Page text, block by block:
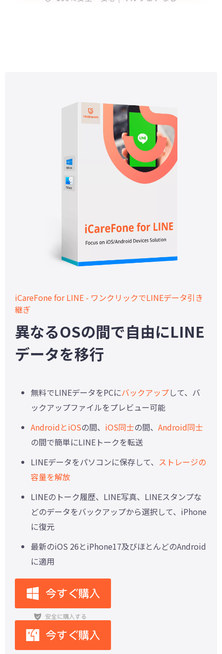
iCareFone for LINE - ワンクリックでLINEデータ引き
継ぎ
異なるOSの間で自由にLINE
データを移行
無料でLINEデータをPCにバックアップして、バ
ックアップファイルをプレビュー可能
AndroidとiOSの間、 iOS同士の間、 Android同士
の間で簡単にLINEトークを転送
LINEデータをパソコンに保存して、 ストレージの
容量を解放
LINEのトーク履歴、LINE写真、LINEスタンプな
どのデータをバックアップから選択して、iPhone
に復元
最新のiOS 26とiPhone17及びほとんどのAndroid
に適用